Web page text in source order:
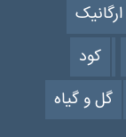
کود
گل و گیاه